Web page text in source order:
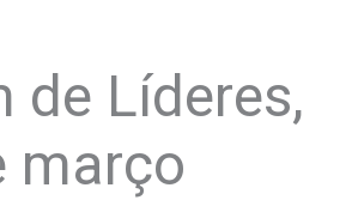
de Líderes,
março